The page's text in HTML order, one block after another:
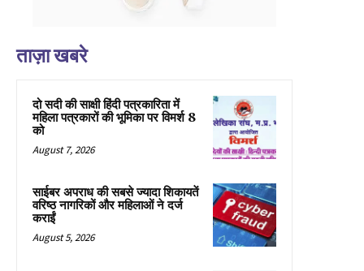
ताज़ा खबरे
दो सदी की साक्षी हिंदी पत्रकारिता में
महिला पत्रकारों की भूमिका पर विमर्श 8
को
August 7, 2026
साईबर अपराध की सबसे ज्यादा शिकायतें
वरिष्ठ नागरिकों और महिलाओं ने दर्ज
कराईं
August 5, 2026